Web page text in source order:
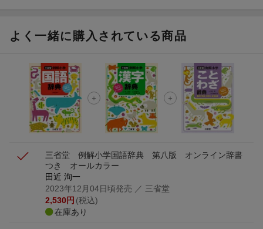
がポイント20倍
【Rakuten Fashion×楽天ブックス】条件達成で10万ポイン
ト山分け
【スタンプカード】楽天ポイントもらえる＆抽選で豪華景品
が当たる！
よく一緒に購入されている商品
三省堂 例解小学国語辞典 第八版 オンライン辞書
つき オールカラー
田近 洵一
2023年12月04日頃発売 ／ 三省堂
2,530円 (税込)
在庫あり